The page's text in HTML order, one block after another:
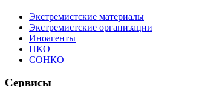
Экстремистские материалы
Экстремистские организации
Иноагенты
НКО
СОНКО
Сервисы